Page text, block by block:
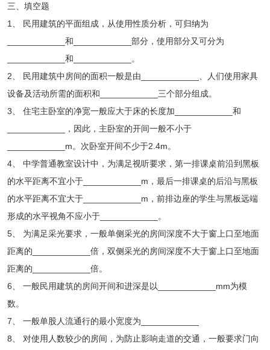
三、填空题
1、 民用建筑的平面组成，从使用性质分析，可归纳为
____________和____________部分，使用部分又可分为
____________和____________。
2、 民用建筑中房间的面积一般是由____________、人们使用家具
设备及活动所需的面积和____________三个部分组成。
3、 住宅主卧室的净宽一般应大于床的长度加____________和
____________，因此，主卧室的开间一般不小于
____________m。次卧室开间不少于2.4m。
4、 中学普通教室设计中，为满足视听要求，第一排课桌前沿到黑板
的水平距离不宜小于____________m，最后一排课桌的后沿与黑板
的水平距离不宜大于____________m，前排边座的学生与黑板远端
形成的水平视角不应小于____________。
5、 为满足采光要求，一般单侧采光的房间深度不大于窗上口至地面
距离的____________倍，双侧采光的房间深度不大于窗上口至地面
距离的____________倍。
6、 一般民用建筑的房间开间和进深是以____________mm为模
数。
7、 一般单股人流通行的最小宽度为____________
8、 对使用人数较少的房间，为防止影响走道的交通，一般要求门向